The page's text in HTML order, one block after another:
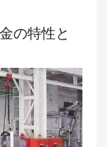
の特性と